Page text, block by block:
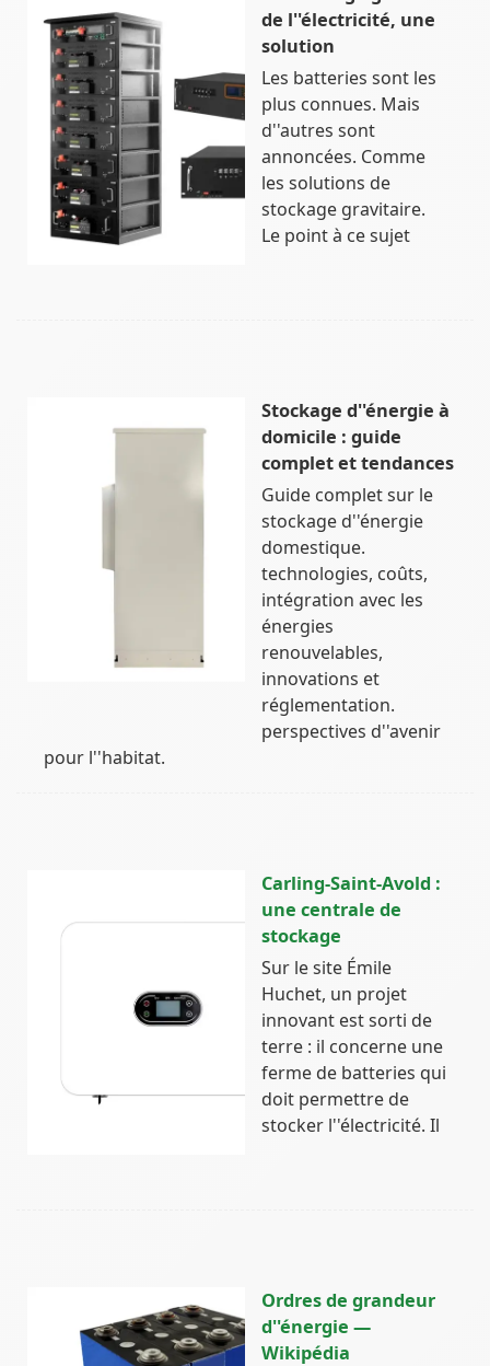
de l''électricité, une
solution
Les batteries sont les
plus connues. Mais
d''autres sont
annoncées. Comme
les solutions de
stockage gravitaire.
Le point à ce sujet
Stockage d''énergie à
domicile : guide
complet et tendances
Guide complet sur le
stockage d''énergie
domestique.
technologies, coûts,
intégration avec les
énergies
renouvelables,
innovations et
réglementation.
perspectives d''avenir
pour l''habitat.
Carling-Saint-Avold :
une centrale de
stockage
Sur le site Émile
Huchet, un projet
innovant est sorti de
terre : il concerne une
ferme de batteries qui
doit permettre de
stocker l''électricité. Il
Ordres de grandeur
d''énergie —
Wikipédia